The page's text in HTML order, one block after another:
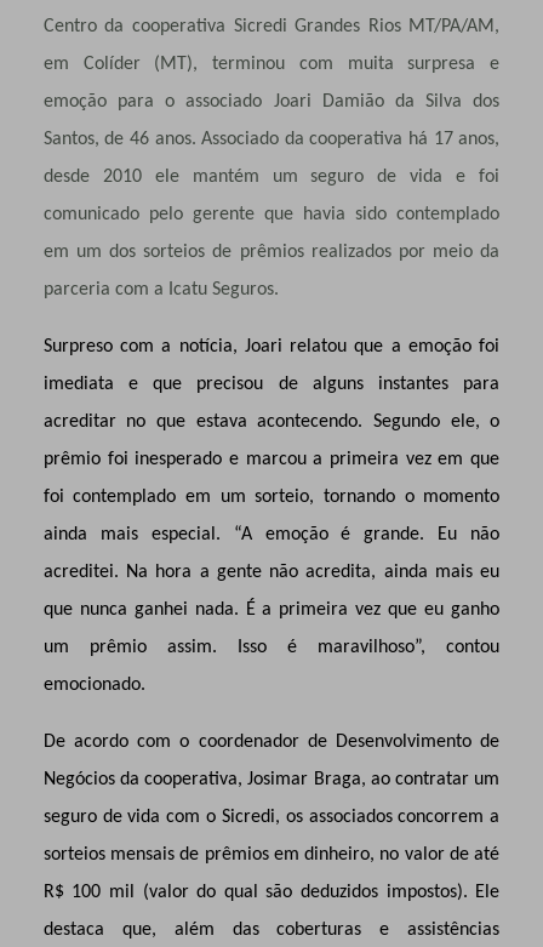
Centro da cooperativa Sicredi Grandes Rios MT/PA/AM,
em Colíder (MT), terminou com muita surpresa e
emoção para o associado Joari Damião da Silva dos
Santos, de 46 anos. Associado da cooperativa há 17 anos,
desde 2010 ele mantém um seguro de vida e foi
comunicado pelo gerente que havia sido contemplado
em um dos sorteios de prêmios realizados por meio da
parceria com a Icatu Seguros.
Surpreso com a notícia, Joari relatou que a emoção foi
imediata e que precisou de alguns instantes para
acreditar no que estava acontecendo. Segundo ele, o
prêmio foi inesperado e marcou a primeira vez em que
foi contemplado em um sorteio, tornando o momento
ainda mais especial. “A emoção é grande. Eu não
acreditei. Na hora a gente não acredita, ainda mais eu
que nunca ganhei nada. É a primeira vez que eu ganho
um prêmio assim. Isso é maravilhoso”, contou
emocionado.
De acordo com o coordenador de Desenvolvimento de
Negócios da cooperativa, Josimar Braga, ao contratar um
seguro de vida com o Sicredi, os associados concorrem a
sorteios mensais de prêmios em dinheiro, no valor de até
R$ 100 mil (valor do qual são deduzidos impostos). Ele
destaca que, além das coberturas e assistências